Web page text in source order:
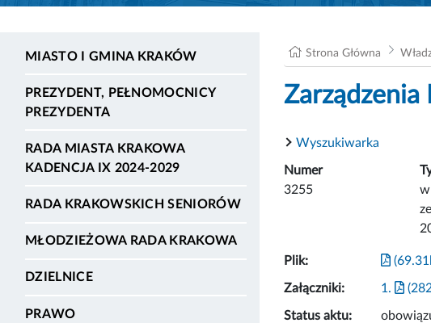
MIASTO I GMINA KRAKÓW
PREZYDENT, PEŁNOMOCNICY
PREZYDENTA
RADA MIASTA KRAKOWA
KADENCJA IX 2024-2029
RADA KRAKOWSKICH SENIORÓW
MŁODZIEŻOWA RADA KRAKOWA
DZIELNICE
PRAWO
Strona Główna
Zarządzenia
Wyszukiwarka
Numer
3255
w
Plik:
Załączniki: 1.
Status aktu: